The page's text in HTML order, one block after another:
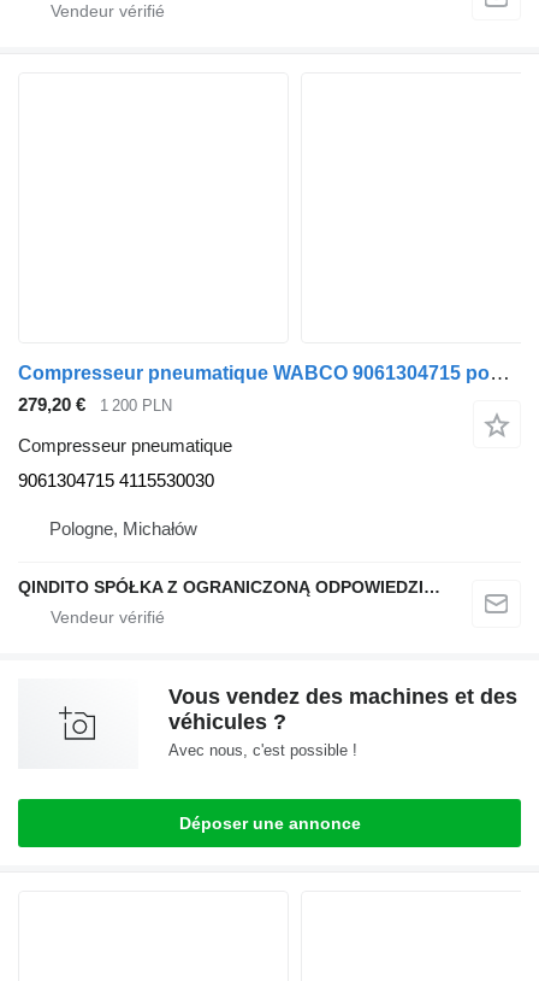
Compresseur pneumatique WABCO 9061304715 pour tracteur routier Mercedes-Benz ATEGO AXOR
279,20 € 1 200 PLN
Compresseur pneumatique
9061304715 4115530030
Pologne, Michałów
QINDITO SPÓŁKA Z OGRANICZONĄ ODPOWIEDZIALNOŚCIĄ
Vous vendez des machines et des
véhicules ?
Avec nous, c'est possible !
Déposer une annonce